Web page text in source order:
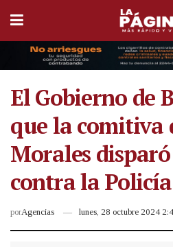
El Gobierno de
que la comitiva
Morales
contra la Policía
porAgencias lunes, 28 octubre 2024